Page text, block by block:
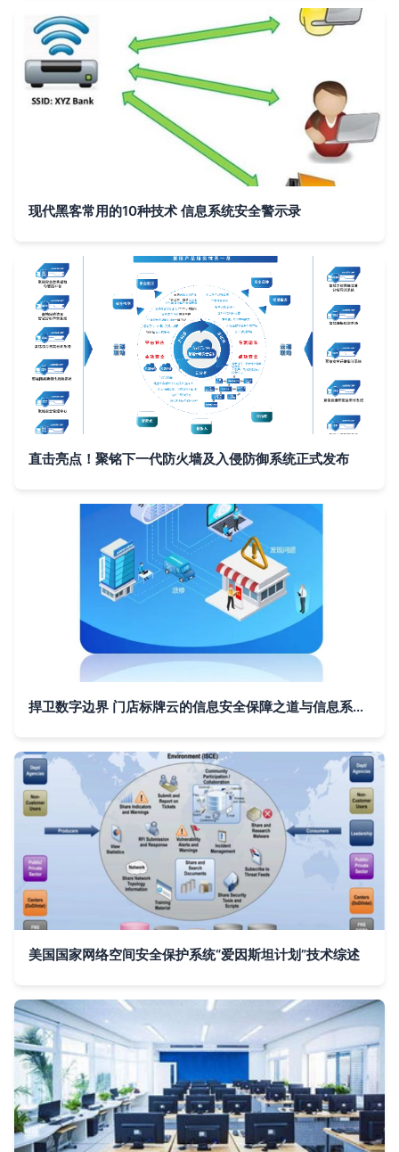
现代黑客常用的10种技术 信息系统安全警示录
直击亮点！聚铭下一代防火墙及入侵防御系统正式发布
捍卫数字边界 门店标牌云的信息安全保障之道与信息系统技术服务
美国国家网络空间安全保护系统“爱因斯坦计划”技术综述